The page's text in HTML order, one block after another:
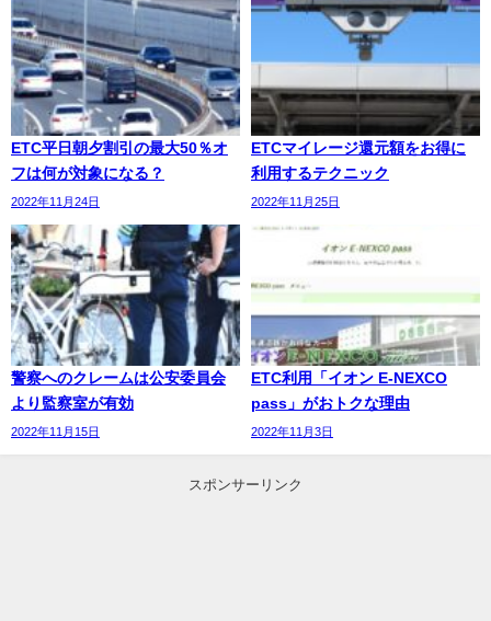
ETC平日朝夕割引の最大50％オ
フは何が対象になる？
2022年11月24日
ETCマイレージ還元額をお得に
利用するテクニック
2022年11月25日
警察へのクレームは公安委員会
より監察室が有効
2022年11月15日
ETC利用「イオン E-NEXCO
pass」がおトクな理由
2022年11月3日
スポンサーリンク